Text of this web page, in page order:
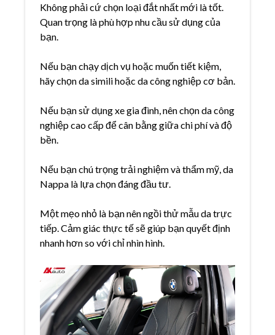
Không phải cứ chọn loại đắt nhất mới là tốt.
Quan trọng là phù hợp nhu cầu sử dụng của
bạn.
Nếu bạn chạy dịch vụ hoặc muốn tiết kiệm,
hãy chọn da simili hoặc da công nghiệp cơ bản.
Nếu bạn sử dụng xe gia đình, nên chọn da công
nghiệp cao cấp để cân bằng giữa chi phí và độ
bền.
Nếu bạn chú trọng trải nghiệm và thẩm mỹ, da
Nappa là lựa chọn đáng đầu tư.
Một mẹo nhỏ là bạn nên ngồi thử mẫu da trực
tiếp. Cảm giác thực tế sẽ giúp bạn quyết định
nhanh hơn so với chỉ nhìn hình.